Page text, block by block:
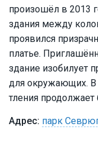
произошёл в 2013
здания между
проявился
платье.
здание изобилует
для окружающих. В
тления
парк